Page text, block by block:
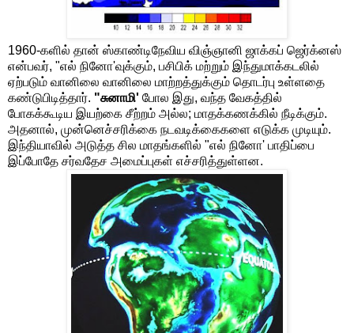
1960-களில் தான் ஸ்காண்டிநேவிய விஞ்ஞானி ஜாக்கப் ஜெர்க்னஸ்
என்பவர், "எல் நினோ'வுக்கும், பசிபிக் மற்றும் இந்துமாக்கடலில்
ஏற்படும் வானிலை வானிலை மாற்றத்துக்கும் தொடர்பு உள்ளதை
கண்டுபிடித்தார். "சுனாமி' போல இது, வந்த வேகத்தில்
போகக்கூடிய இயற்கை சீற்றம் அல்ல; மாதக்கணக்கில் நீடிக்கும்.
அதனால், முன்னெச்சரிக்கை நடவடிக்கைகளை எடுக்க முடியும்.
இந்தியாவில் அடுத்த சில மாதங்களில் "எல் நினோ' பாதிப்பை
இப்போதே சர்வதேச அமைப்புகள் எச்சரித்துள்ளன.